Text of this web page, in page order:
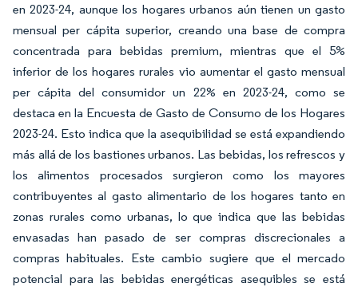
en 2023-24, aunque los hogares urbanos aún tienen un gasto
mensual per cápita superior, creando una base de compra
concentrada para bebidas premium, mientras que el 5%
inferior de los hogares rurales vio aumentar el gasto mensual
per cápita del consumidor un 22% en 2023-24, como se
destaca en la Encuesta de Gasto de Consumo de los Hogares
2023-24. Esto indica que la asequibilidad se está expandiendo
más allá de los bastiones urbanos. Las bebidas, los refrescos y
los alimentos procesados surgieron como los mayores
contribuyentes al gasto alimentario de los hogares tanto en
zonas rurales como urbanas, lo que indica que las bebidas
envasadas han pasado de ser compras discrecionales a
compras habituales. Este cambio sugiere que el mercado
potencial para las bebidas energéticas asequibles se está